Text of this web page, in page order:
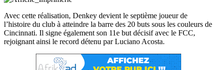
Avec cette réalisation, Denkey devient le septième joueur de
l’histoire du club à atteindre la barre des 20 buts sous les couleurs de
Cincinnati. Il signe également son 11e but décisif avec le FCC,
rejoignant ainsi le record détenu par Luciano Acosta.